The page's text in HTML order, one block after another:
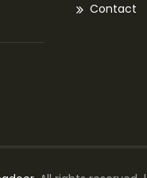
Contact